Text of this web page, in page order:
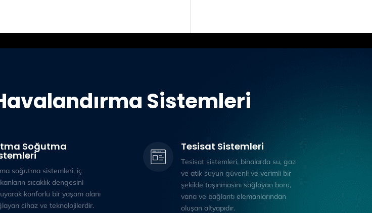
Sistemleri
Soğutma
soğutma sistemleri, iç
sıcaklık dengesini
konforlu bir yaşam alanı
cihaz ve teknolojilerdir.
Tesisat Sistemleri
Tesisat sistemleri, binalarda su, gaz
ve atık suyun güvenli ve verimli bir
şekilde taşınmasını sağlayan boru,
vana ve bağlantı elemanlarından
oluşan altyapıdır.